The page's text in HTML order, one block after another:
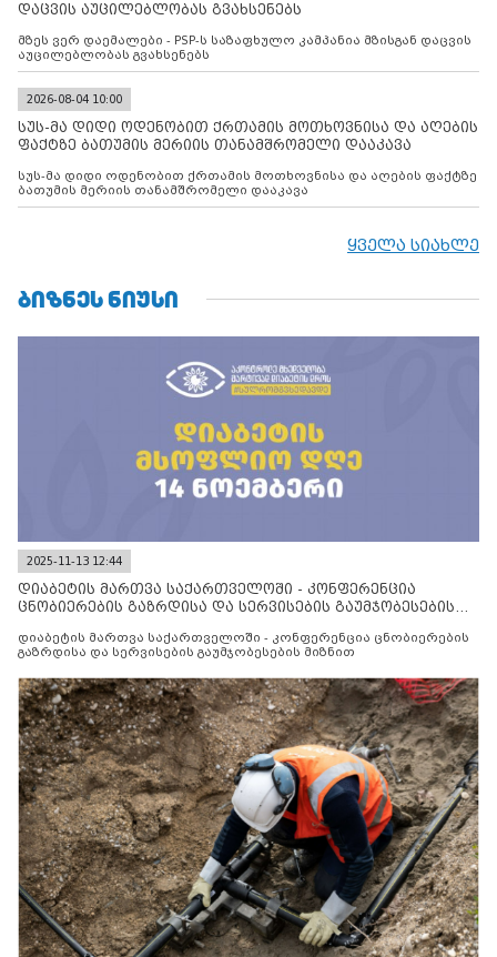
დაცვის აუცილებლობას გვახსენებს
მზეს ვერ დაემალები - PSP-ს საზაფხულო კამპანია მზისგან დაცვის
აუცილებლობას გვახსენებს
2026-08-04 10:00
სუს-მა დიდი ოდენობით ქრთამის მოთხოვნისა და აღების
ფაქტზე ბათუმის მერიის თანამშრომელი დააკავა
სუს-მა დიდი ოდენობით ქრთამის მოთხოვნისა და აღების ფაქტზე
ბათუმის მერიის თანამშრომელი დააკავა
ყველა სიახლე
ᲑᲘᲖᲜᲔᲡ ᲜᲘᲣᲡᲘ
2025-11-13 12:44
დიაბეტის მართვა საქართველოში - კონფერენცია
ცნობიერების გაზრდისა და სერვისების გაუმჯობესების
დიაბეტის მართვა საქართველოში - კონფერენცია ცნობიერების
გაზრდისა და სერვისების გაუმჯობესების მიზნით